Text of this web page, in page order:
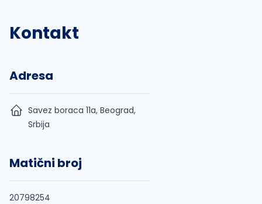
Kontakt
Adresa
Savez boraca 11a, Beograd,
Srbija
Matični broj
20798254